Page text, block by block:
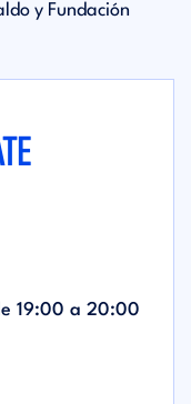
y Fundación
19:00 a 20:00